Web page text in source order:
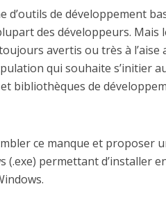
d’outils de développement
des développeurs. Mais
avertis ou très à l’aise
qui souhaite s’initier
bibliothèques de
ce manque et proposer
(.exe) permettant d’installer